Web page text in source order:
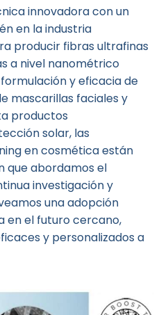
innovadora con un
en la industria
producir fibras ultrafinas
a nivel nanométrico
y eficacia de
mascarillas faciales y
productos
solar, las
en cosmética están
que abordamos el
investigación y
una adopción
en el futuro cercano,
y personalizados a